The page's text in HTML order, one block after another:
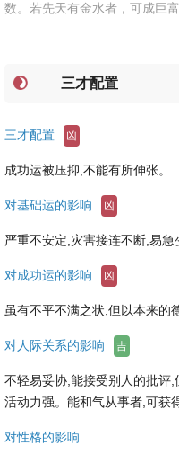
数。若先天有金水者，可成巨
三才配置
三才配置 凶
成功运被压抑,不能有所伸张
对基础运的影响 凶
严重不安定,灾害接连不断,易
对成功运的影响 凶
虽有不平不满之状,但以本来
对人际关系的影响 吉
不轻易妥协,能接受别人的批评,
活动力强。能和气从事者,可
对性格的影响